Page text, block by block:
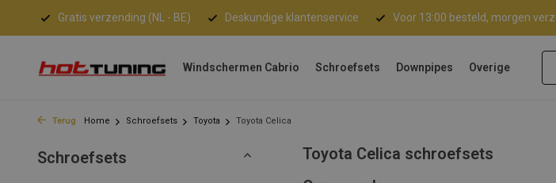
Gratis verzending (NL - BE) Deskundige klantenservice Voor 13:00 besteld, morgen
Windschermen Cabrio Schroefsets Downpipes Overige
Terug Home Schroefsets Toyota Toyota Celica
Schroefsets
Toyota Celica schroefsets